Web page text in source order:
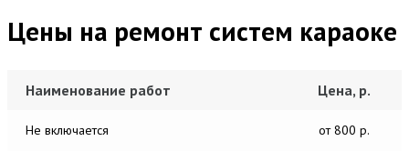
Цены на ремонт систем караоке
Наименование работ Цена, р.
Не включается от 800 р.